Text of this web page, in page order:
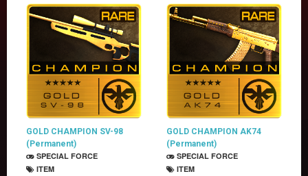
GOLD CHAMPION SV-98
(Permanent)
SPECIAL FORCE
ITEM
GOLD CHAMPION AK74
(Permanent)
SPECIAL FORCE
ITEM